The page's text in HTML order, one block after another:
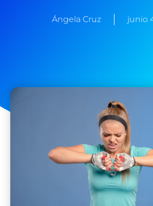
Ángela Cruz junio